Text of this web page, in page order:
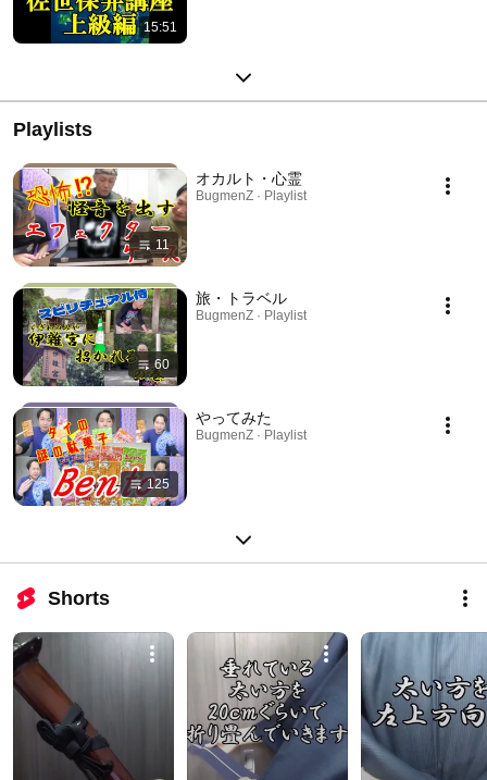
15:51
Playlists
11
オカルト・心霊
BugmenZ · Playlist
60
旅・トラベル
BugmenZ · Playlist
125
やってみた
BugmenZ · Playlist
Shorts